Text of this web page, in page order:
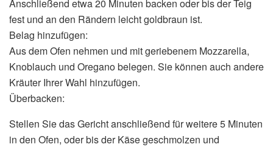
Anschließend etwa 20 Minuten backen oder bis der Teig
fest und an den Rändern leicht goldbraun ist.
Belag hinzufügen:
Aus dem Ofen nehmen und mit geriebenem Mozzarella,
Knoblauch und Oregano belegen. Sie können auch andere
Kräuter Ihrer Wahl hinzufügen.
Überbacken:
Stellen Sie das Gericht anschließend für weitere 5 Minuten
in den Ofen, oder bis der Käse geschmolzen und